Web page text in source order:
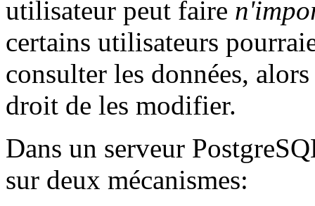
utilisateur peut faire
certains utilisateurs
consulter les données,
droit de les modifier.
Dans un serveur
sur deux mécanismes: